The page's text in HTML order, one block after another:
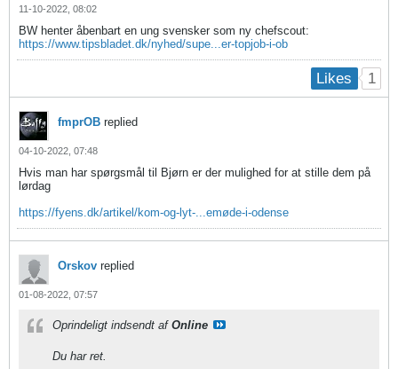
11-10-2022, 08:02
BW henter åbenbart en ung svensker som ny chefscout:
https://www.tipsbladet.dk/nyhed/supe...er-topjob-i-ob
Likes 1
fmprOB replied
04-10-2022, 07:48
Hvis man har spørgsmål til Bjørn er der mulighed for at stille dem på
lørdag
https://fyens.dk/artikel/kom-og-lyt-...emøde-i-odense
Orskov replied
01-08-2022, 07:57
Oprindeligt indsendt af Online
Du har ret.